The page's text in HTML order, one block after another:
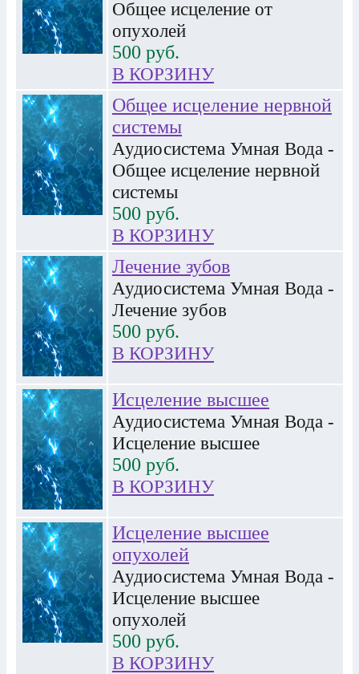
Общее исцеление от
опухолей
500 руб.
В КОРЗИНУ
Общее исцеление нервной
системы
Аудиосистема Умная Вода -
Общее исцеление нервной
системы
500 руб.
В КОРЗИНУ
Лечение зубов
Аудиосистема Умная Вода -
Лечение зубов
500 руб.
В КОРЗИНУ
Исцеление высшее
Аудиосистема Умная Вода -
Исцеление высшее
500 руб.
В КОРЗИНУ
Исцеление высшее
опухолей
Аудиосистема Умная Вода -
Исцеление высшее
опухолей
500 руб.
В КОРЗИНУ